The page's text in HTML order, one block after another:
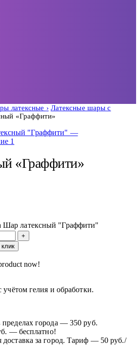
латексные
Латексные шары с
«Граффити»
«Граффити»
Шар латексный "Граффити"
now!
учётом гелия и обработки.
пределах города — 350 руб.
— бесплатно!
доставка за город. Тариф — 50 руб./